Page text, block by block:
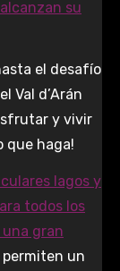
el desafío
Val d’Arán
y vivir
que haga!
lagos y
todos los
gran
permiten un